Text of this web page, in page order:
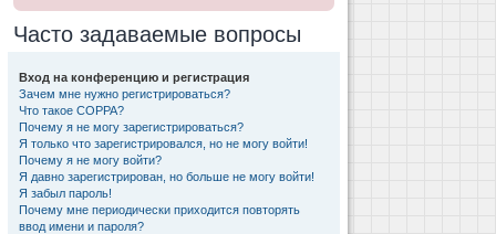
Часто задаваемые вопросы
Вход на конференцию и регистрация
Зачем мне нужно регистрироваться?
Что такое COPPA?
Почему я не могу зарегистрироваться?
Я только что зарегистрировался, но не могу войти!
Почему я не могу войти?
Я давно зарегистрирован, но больше не могу войти!
Я забыл пароль!
Почему мне периодически приходится повторять
ввод имени и пароля?